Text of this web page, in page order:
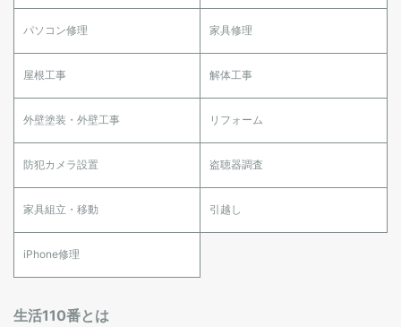
パソコン修理 家具修理
屋根工事 解体工事
外壁塗装・外壁工事 リフォーム
防犯カメラ設置 盗聴器調査
家具組立・移動 引越し
iPhone修理
生活110番とは